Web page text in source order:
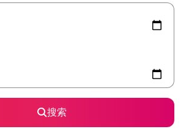
搜索